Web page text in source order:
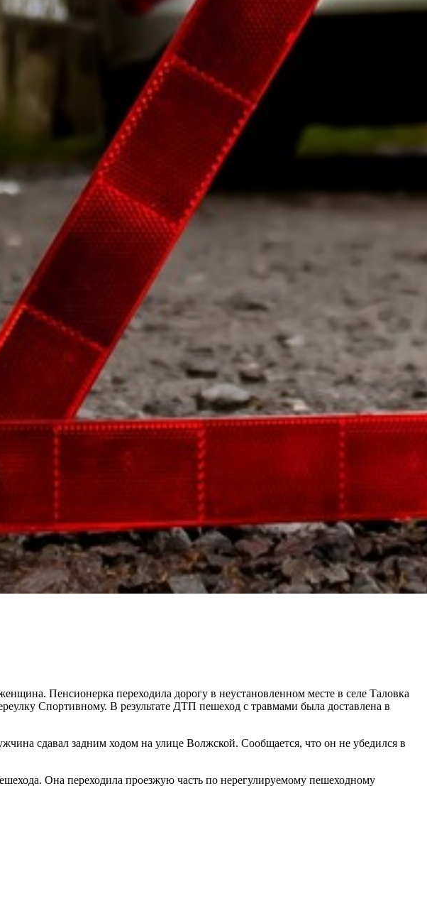
Пенсионерка переходила дорогу в неустановленном месте в селе Таловка
Спортивному. В результате ДТП пешеход с травмами была доставлена в
сдавал задним ходом на улице Волжской. Сообщается, что он не убедился в
Она переходила проезжую часть по нерегулируемому пешеходному